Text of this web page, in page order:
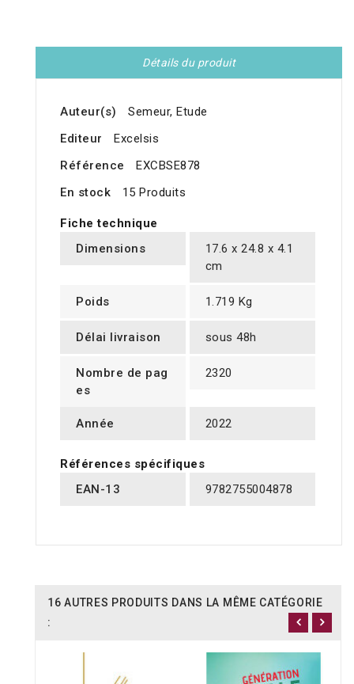
Détails du produit
Auteur(s)
Semeur, Etude
Editeur
Excelsis
Référence
EXCBSE878
En stock
15 Produits
Fiche technique
Dimensions
17.6 x 24.8 x 4.1
cm
Poids 1.719 Kg
Délai livraison sous 48h
Nombre de pag
es
2320
Année 2022
Références spécifiques
EAN-13
9782755004878
16 AUTRES PRODUITS DANS LA MÊME CATÉGORIE
: